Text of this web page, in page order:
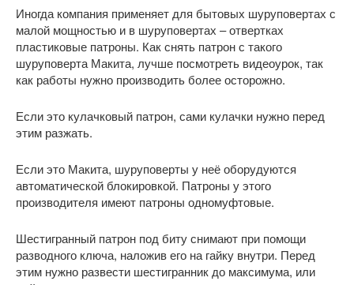
Иногда компания применяет для бытовых шуруповертах с
малой мощностью и в шуруповертах – отвертках
пластиковые патроны. Как снять патрон с такого
шуруповерта Макита, лучше посмотреть видеоурок, так
как работы нужно производить более осторожно.
Если это кулачковый патрон, сами кулачки нужно перед
этим разжать.
Если это Макита, шуруповерты у неё оборудуются
автоматической блокировкой. Патроны у этого
производителя имеют патроны одномуфтовые.
Шестигранный патрон под биту снимают при помощи
разводного ключа, наложив его на гайку внутри. Перед
этим нужно развести шестигранник до максимума, или